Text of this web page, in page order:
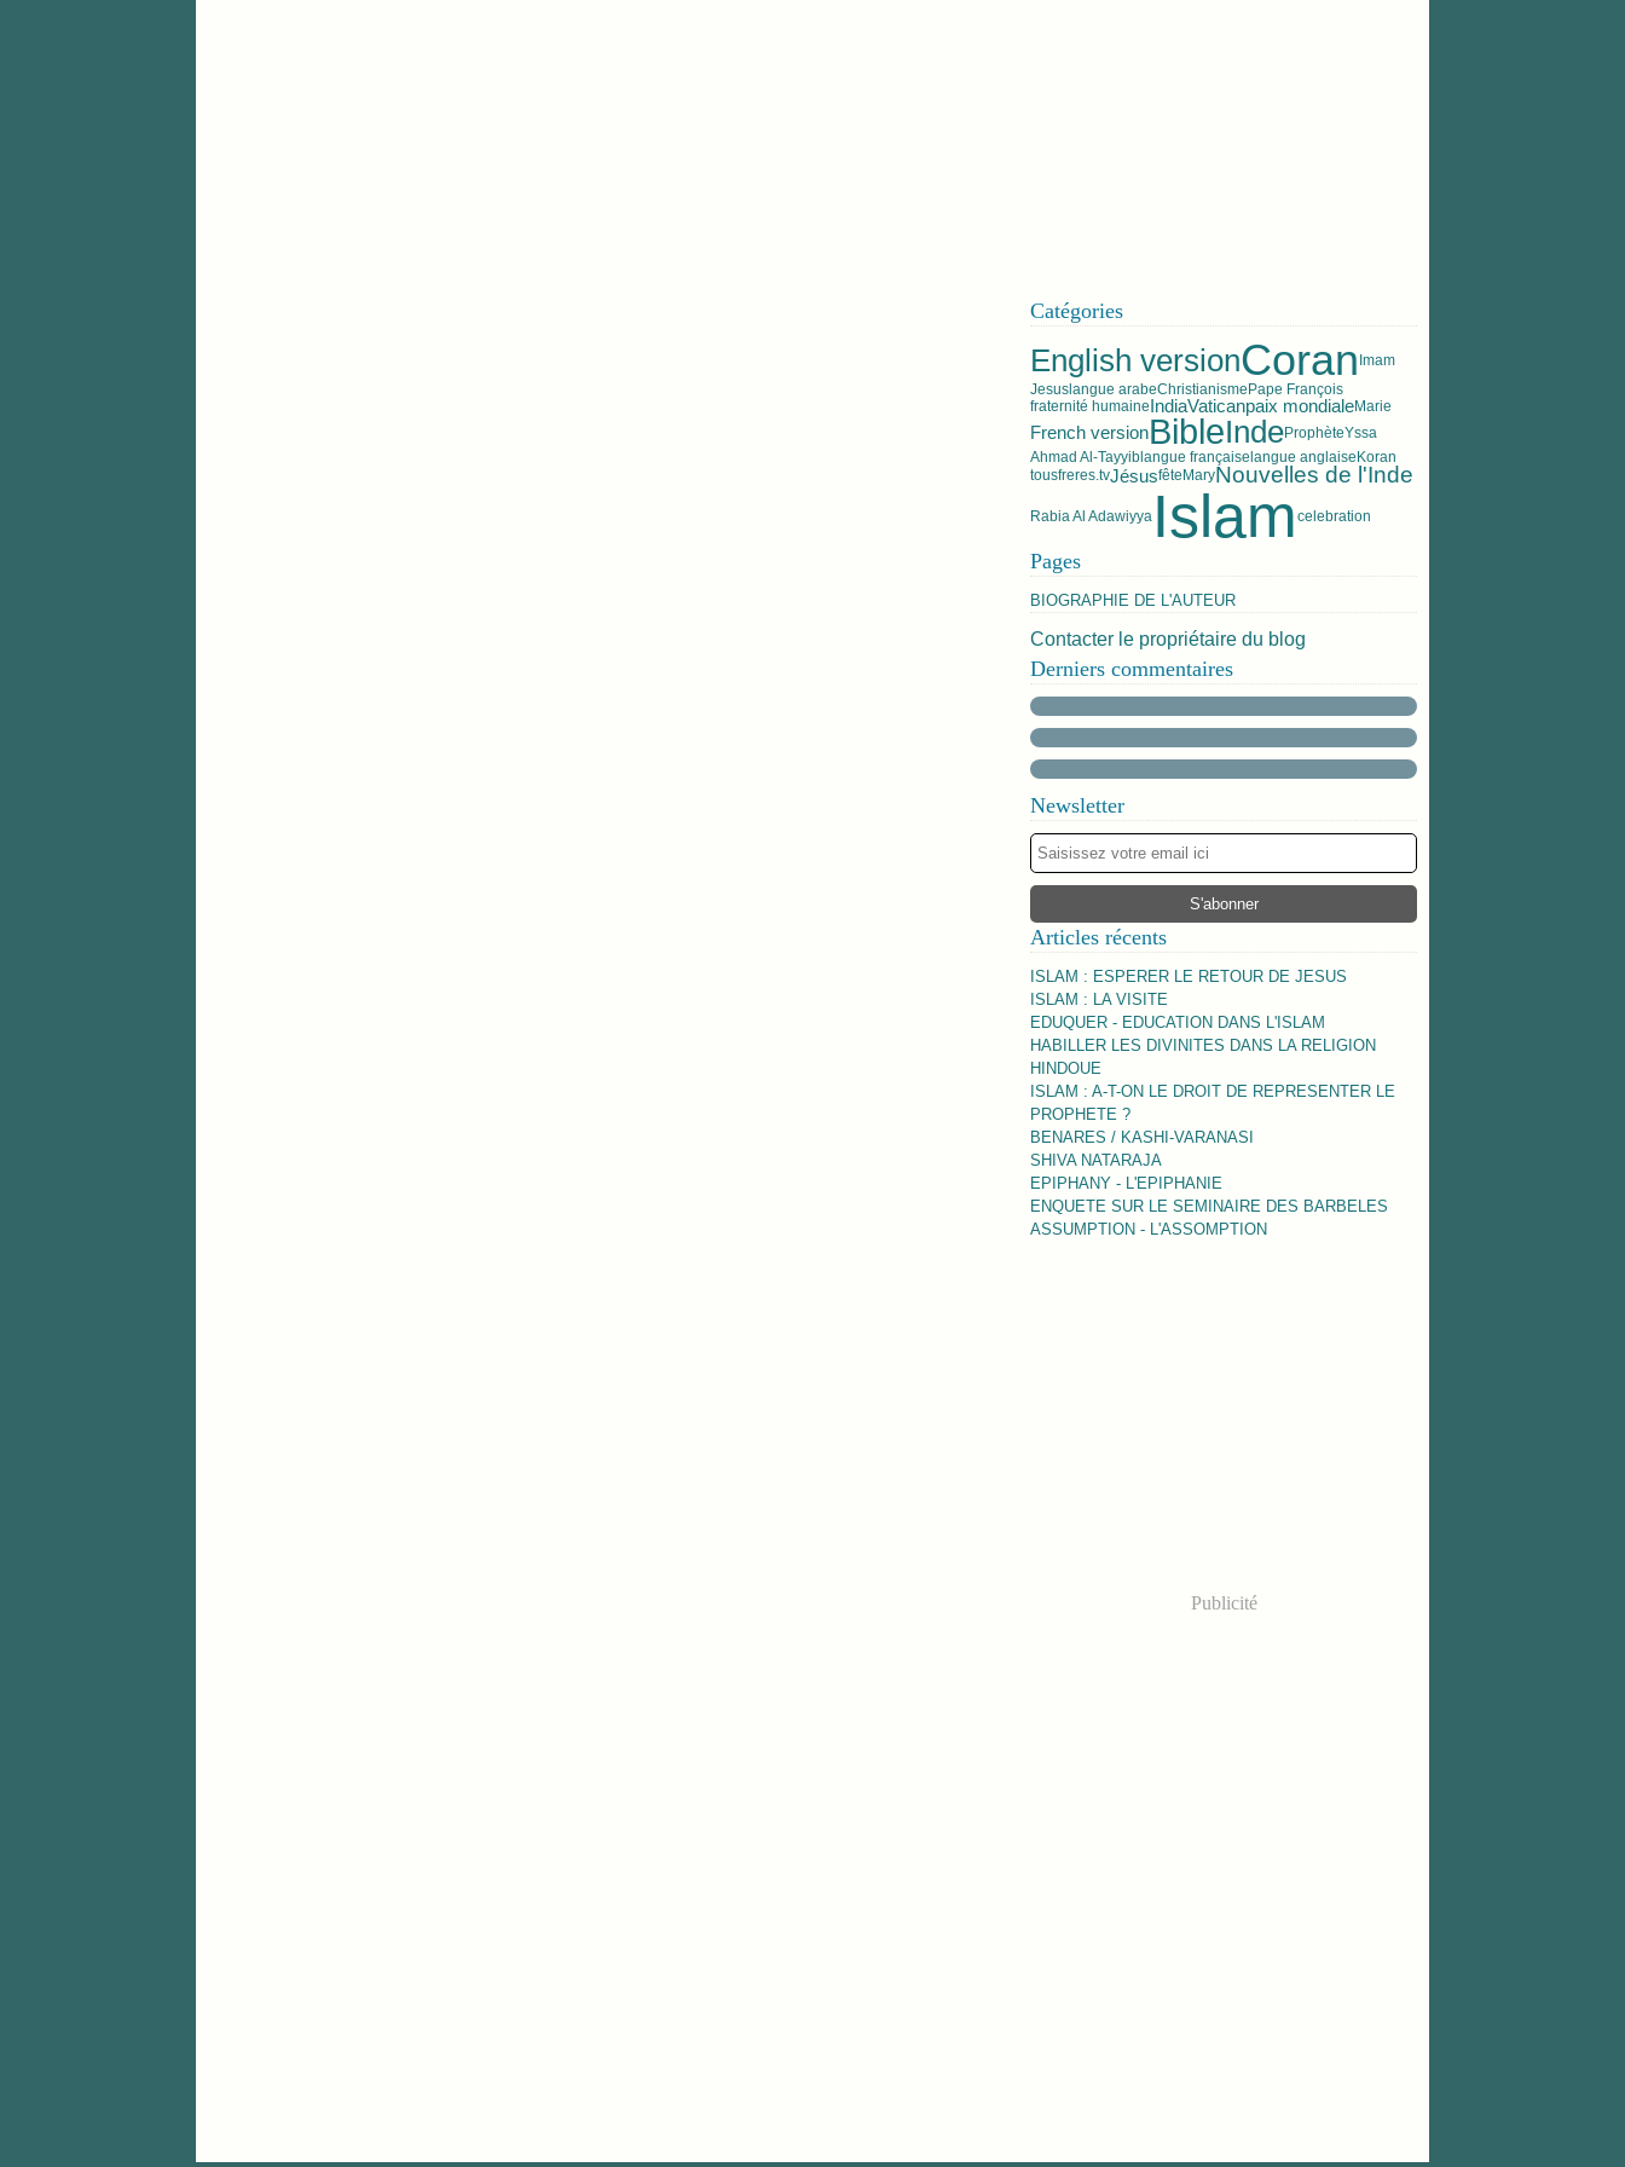
Catégories
English versionCoran Imam
Jesus langue arabeChristianisme Pape François
fraternité humaineIndiaVaticanpaix mondialeMarie
French versionBibleIndeProphèteYssa
Ahmad Al-Tayyib langue française langue anglaise Koran
tousfreres.tvJésusfête MaryNouvelles de l'Inde
Rabia Al Adawiyya Islam celebration
Pages
BIOGRAPHIE DE L'AUTEUR
Contacter le propriétaire du blog
Derniers commentaires
Newsletter
Articles récents
ISLAM : ESPERER LE RETOUR DE JESUS
ISLAM : LA VISITE
EDUQUER - EDUCATION DANS L'ISLAM
HABILLER LES DIVINITES DANS LA RELIGION
HINDOUE
ISLAM : A-T-ON LE DROIT DE REPRESENTER LE
PROPHETE ?
BENARES / KASHI-VARANASI
SHIVA NATARAJA
EPIPHANY - L'EPIPHANIE
ENQUETE SUR LE SEMINAIRE DES BARBELES
ASSUMPTION - L'ASSOMPTION
Publicité